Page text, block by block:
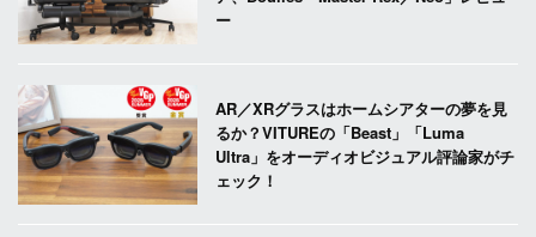
ー
AR／XRグラスはホームシアターの夢を見
るか？VITUREの「Beast」「Luma
Ultra」をオーディオビジュアル評論家がチ
ェック！